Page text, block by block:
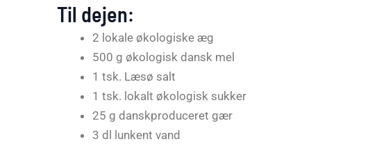
Til dejen:
2 lokale økologiske æg
500 g økologisk dansk mel
1 tsk. Læsø salt
1 tsk. lokalt økologisk sukker
25 g danskproduceret gær
3 dl lunkent vand